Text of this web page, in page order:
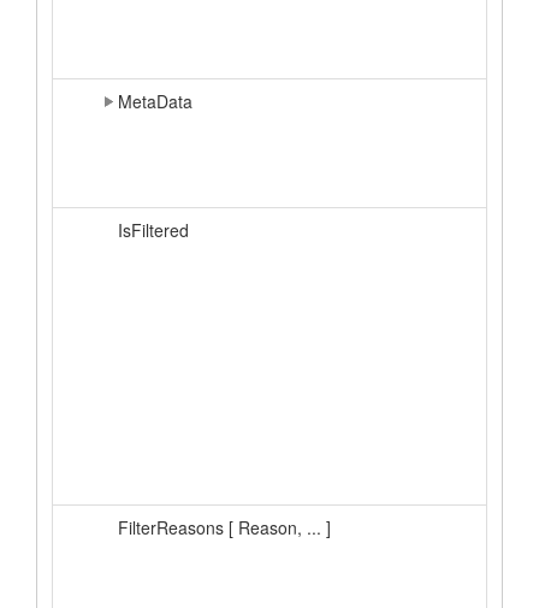
MetaData
IsFiltered
FilterReasons [ Reason, ... ]